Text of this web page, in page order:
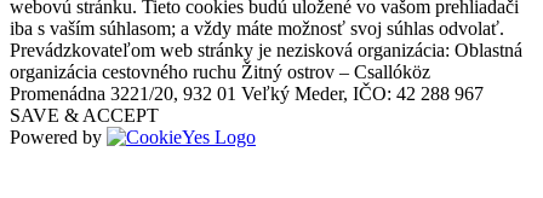
webovú stránku. Tieto cookies budú uložené vo vašom prehliadači
iba s vaším súhlasom; a vždy máte možnosť svoj súhlas odvolať.
Prevádzkovateľom web stránky je nezisková organizácia: Oblastná
organizácia cestovného ruchu Žitný ostrov – Csallóköz
Promenádna 3221/20, 932 01 Veľký Meder, IČO: 42 288 967
SAVE & ACCEPT
Powered by